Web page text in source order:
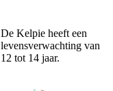
De Kelpie heeft een
levensverwachting van
12 tot 14 jaar.